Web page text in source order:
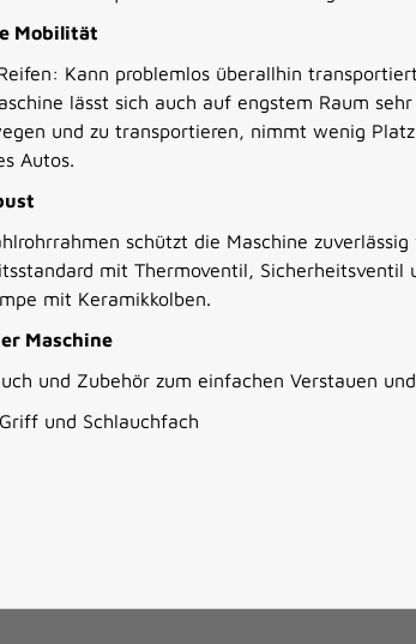
Mobilität
Kann problemlos überallhin
lässt sich auch auf engstem Raum
und zu transportieren, nimmt wenig
Autos.
schützt die Maschine zuverlässig
mit Thermoventil, Sicherheitsventil
mit Keramikkolben.
Maschine
und Zubehör zum einfachen Verstauen
und Schlauchfach